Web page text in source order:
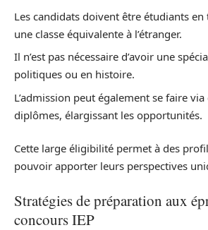
Les candidats doivent être étudiants
une classe équivalente à l’étranger.
Il n’est pas nécessaire d’avoir une
politiques ou en histoire.
L’admission peut également se faire
diplômes, élargissant les opportunités.
Cette large éligibilité permet à des
pouvoir apporter leurs perspectives
Stratégies de préparation aux
concours IEP